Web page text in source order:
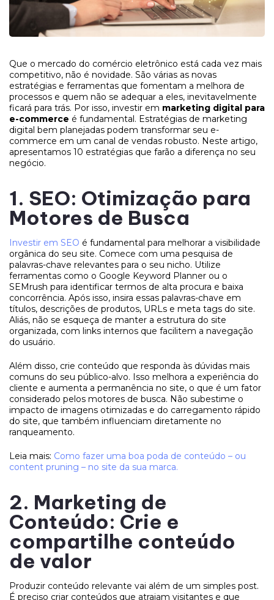
Que o mercado do comércio eletrônico está cada vez mais
competitivo, não é novidade. São várias as novas
estratégias e ferramentas que fomentam a melhora de
processos e quem não se adequar a eles, inevitavelmente
ficará para trás. Por isso, investir em marketing digital para
e-commerce é fundamental. Estratégias de marketing
digital bem planejadas podem transformar seu e-
commerce em um canal de vendas robusto. Neste artigo,
apresentamos 10 estratégias que farão a diferença no seu
negócio.
1. SEO: Otimização para
Motores de Busca
Investir em SEO é fundamental para melhorar a visibilidade
orgânica do seu site. Comece com uma pesquisa de
palavras-chave relevantes para o seu nicho. Utilize
ferramentas como o Google Keyword Planner ou o
SEMrush para identificar termos de alta procura e baixa
concorrência. Após isso, insira essas palavras-chave em
títulos, descrições de produtos, URLs e meta tags do site.
Aliás, não se esqueça de manter a estrutura do site
organizada, com links internos que facilitem a navegação
do usuário.
Além disso, crie conteúdo que responda às dúvidas mais
comuns do seu público-alvo. Isso melhora a experiência do
cliente e aumenta a permanência no site, o que é um fator
considerado pelos motores de busca. Não subestime o
impacto de imagens otimizadas e do carregamento rápido
do site, que também influenciam diretamente no
ranqueamento.
Leia mais: Como fazer uma boa poda de conteúdo – ou
content pruning – no site da sua marca.
2. Marketing de
Conteúdo: Crie e
compartilhe conteúdo
de valor
Produzir conteúdo relevante vai além de um simples post.
É preciso criar conteúdos que atraiam visitantes e que